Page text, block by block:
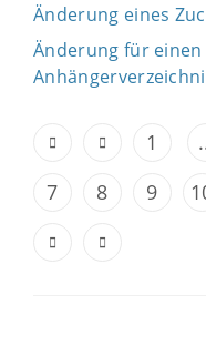
Änderung eines
Änderung für
1
7
8 9